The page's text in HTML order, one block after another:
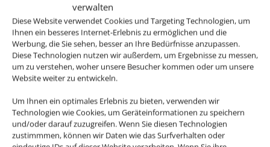
verwalten
Diese Website verwendet Cookies und Targeting Technologien, um
Ihnen ein besseres Internet-Erlebnis zu ermöglichen und die
Werbung, die Sie sehen, besser an Ihre Bedürfnisse anzupassen.
Diese Technologien nutzen wir außerdem, um Ergebnisse zu messen,
um zu verstehen, woher unsere Besucher kommen oder um unsere
Website weiter zu entwickeln.
Um Ihnen ein optimales Erlebnis zu bieten, verwenden wir
Technologien wie Cookies, um Geräteinformationen zu speichern
und/oder darauf zuzugreifen. Wenn Sie diesen Technologien
zustimmmen, können wir Daten wie das Surfverhalten oder
GEPÄCK
BW
Caribbean Airlines
ONLINE CHECK-IN